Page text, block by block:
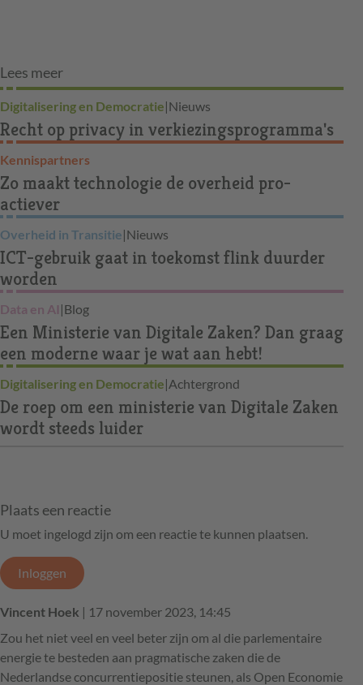
Lees meer
Digitalisering en Democratie|Nieuws
Recht op privacy in verkiezingsprogramma's
Kennispartners
Zo maakt technologie de overheid pro-
actiever
Overheid in Transitie|Nieuws
ICT-gebruik gaat in toekomst flink duurder
worden
Data en AI |Blog
Een Ministerie van Digitale Zaken? Dan graag
een moderne waar je wat aan hebt!
Digitalisering en Democratie|Achtergrond
De roep om een ministerie van Digitale Zaken
wordt steeds luider
Plaats een reactie
U moet ingelogd zijn om een reactie te kunnen plaatsen.
Inloggen
Vincent Hoek | 17 november 2023, 14:45
Zou het niet veel en veel beter zijn om al die parlementaire
energie te besteden aan pragmatische zaken die de
Nederlandse concurrentiepositie steunen, als Open Economie